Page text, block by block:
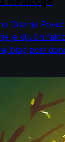
Disanje
je ključni
blog post